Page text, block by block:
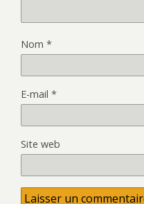
Nom *
E-mail *
Site web